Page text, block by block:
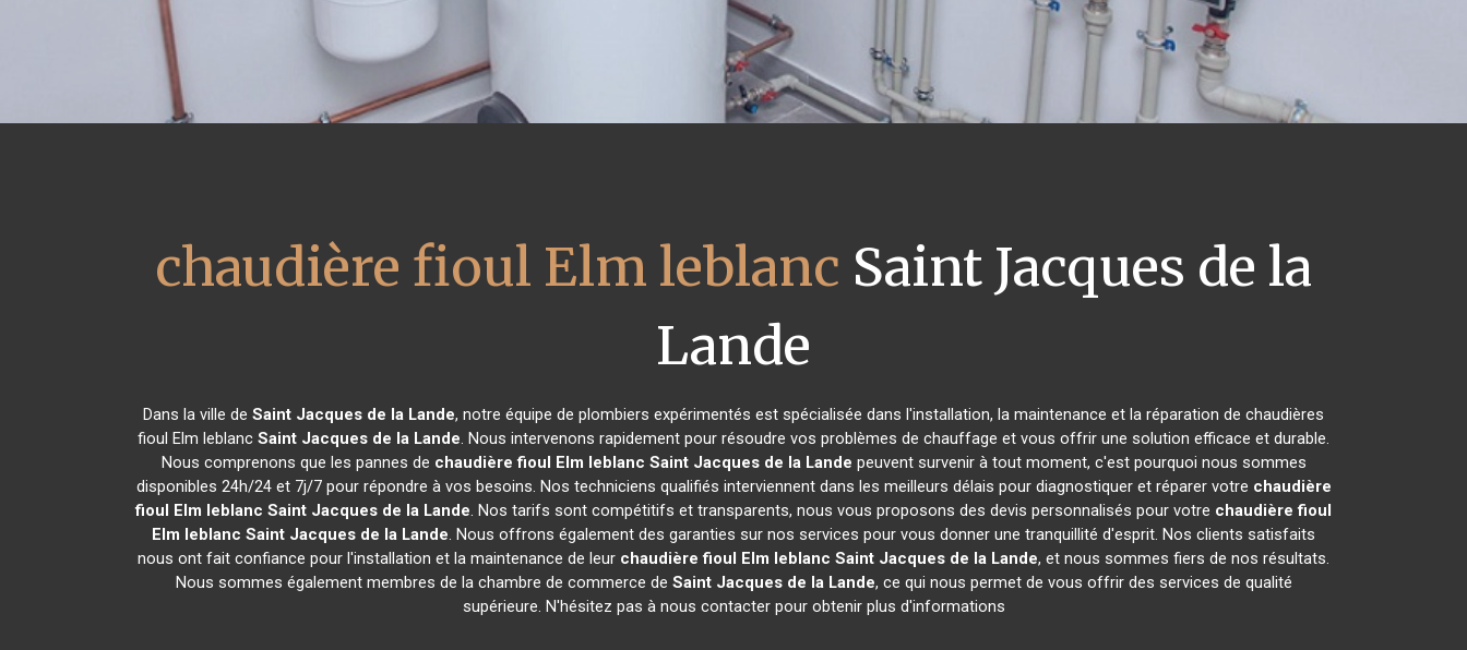
chaudière fioul Elm leblanc Saint Jacques de la
Lande
Dans la ville de Saint Jacques de la Lande, notre équipe de plombiers expérimentés est spécialisée dans l'installation, la maintenance et la réparation de chaudières
fioul Elm leblanc Saint Jacques de la Lande. Nous intervenons rapidement pour résoudre vos problèmes de chauffage et vous offrir une solution efficace et durable.
Nous comprenons que les pannes de chaudière fioul Elm leblanc Saint Jacques de la Lande peuvent survenir à tout moment, c'est pourquoi nous sommes
disponibles 24h/24 et 7j/7 pour répondre à vos besoins. Nos techniciens qualifiés interviennent dans les meilleurs délais pour diagnostiquer et réparer votre chaudière
fioul Elm leblanc Saint Jacques de la Lande. Nos tarifs sont compétitifs et transparents, nous vous proposons des devis personnalisés pour votre chaudière fioul
Elm leblanc Saint Jacques de la Lande. Nous offrons également des garanties sur nos services pour vous donner une tranquillité d'esprit. Nos clients satisfaits
nous ont fait confiance pour l'installation et la maintenance de leur chaudière fioul Elm leblanc Saint Jacques de la Lande, et nous sommes fiers de nos résultats.
Nous sommes également membres de la chambre de commerce de Saint Jacques de la Lande, ce qui nous permet de vous offrir des services de qualité
supérieure. N'hésitez pas à nous contacter pour obtenir plus d'informations